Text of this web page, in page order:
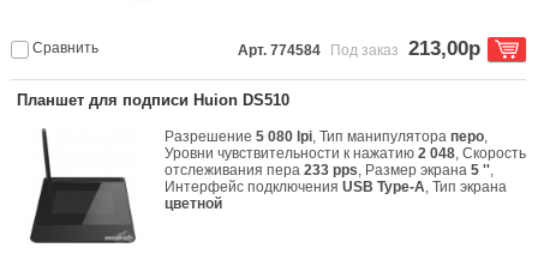
Сравнить Арт. 774584 Под заказ 213,00р
Планшет для подписи Huion DS510
Разрешение5 080 lpi, Тип манипулятораперо,
Уровни чувствительности к нажатию2 048, Скорость
отслеживания пера233 pps, Размер экрана5 '',
Интерфейс подключенияUSB Type-A, Тип экрана
цветной